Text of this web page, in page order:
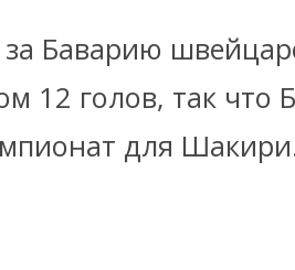
за Баварию
12 голов, так что
для